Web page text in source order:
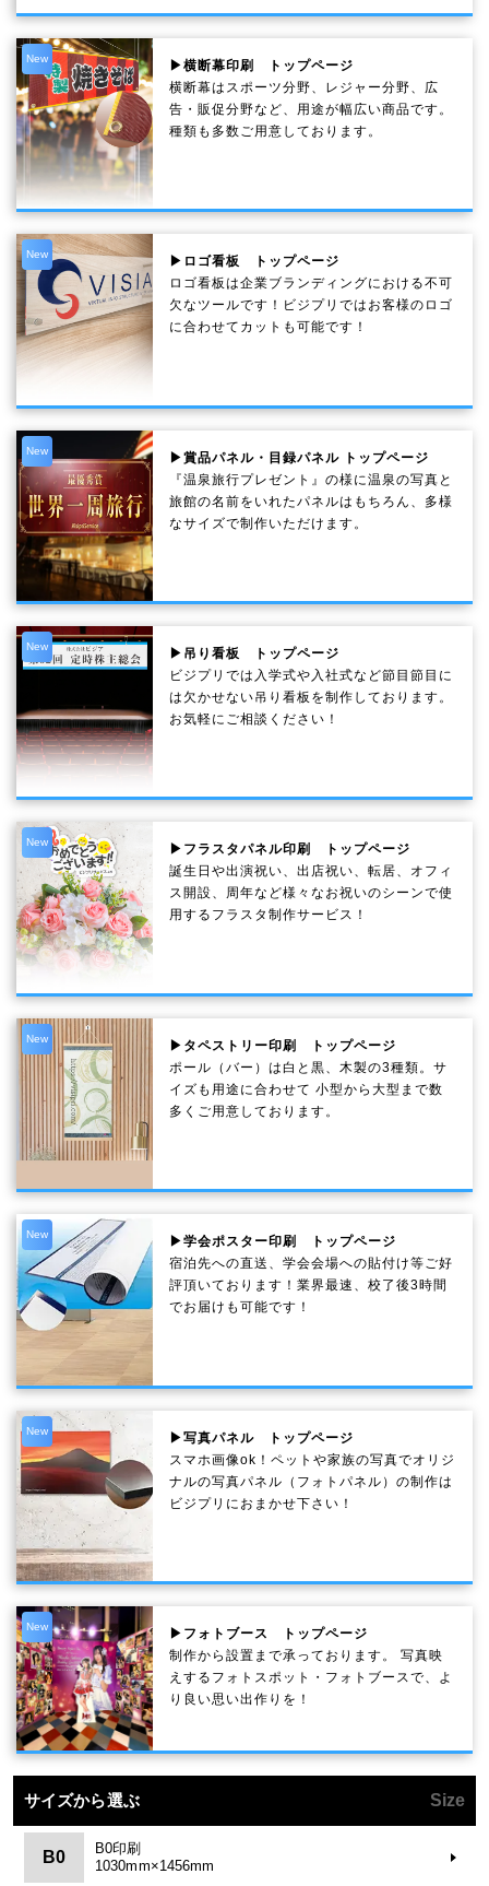
New
▶横断幕印刷 トップページ
横断幕はスポーツ分野、レジャー分野、広
告・販促分野など、用途が幅広い商品です。
種類も多数ご用意しております。
New
▶ロゴ看板 トップページ
ロゴ看板は企業ブランディングにおける不可
欠なツールです！ビジプリではお客様のロゴ
に合わせてカットも可能です！
New
▶賞品パネル・目録パネル トップページ
『温泉旅行プレゼント』の様に温泉の写真と
旅館の名前をいれたパネルはもちろん、多様
なサイズで制作いただけます。
New
▶吊り看板 トップページ
ビジプリでは入学式や入社式など節目節目に
は欠かせない吊り看板を制作しております。
お気軽にご相談ください！
New
▶フラスタパネル印刷 トップページ
誕生日や出演祝い、出店祝い、転居、オフィ
ス開設、周年など様々なお祝いのシーンで使
用するフラスタ制作サービス！
New
▶タペストリー印刷 トップページ
ポール（バー）は白と黒、木製の3種類。サ
イズも用途に合わせて 小型から大型まで数
多くご用意しております。
New
▶学会ポスター印刷 トップページ
宿泊先への直送、学会会場への貼付け等ご好
評頂いております！業界最速、校了後3時間
でお届けも可能です！
New
▶写真パネル トップページ
スマホ画像ok！ペットや家族の写真でオリジ
ナルの写真パネル（フォトパネル）の制作は
ビジプリにおまかせ下さい！
New
▶フォトブース トップページ
制作から設置まで承っております。 写真映
えするフォトスポット・フォトブースで、よ
り良い思い出作りを！
サイズから選ぶ Size
B0
B0印刷
1030mm×1456mm